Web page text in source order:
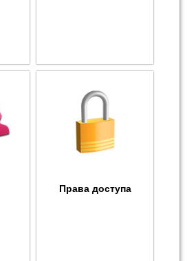
Права доступа